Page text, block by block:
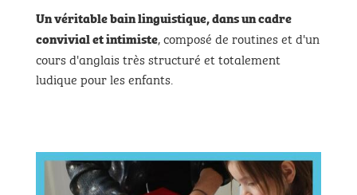
Un véritable bain linguistique,dans un cadre
convivial et intimiste, composé de routines et d'un
cours d'anglais très structuré et totalement
ludique pour les enfants.